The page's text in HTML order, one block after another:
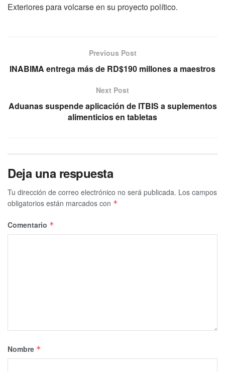
Exteriores para volcarse en su proyecto político.
Previous Post
INABIMA entrega más de RD$190 millones a maestros
Next Post
Aduanas suspende aplicación de ITBIS a suplementos
alimenticios en tabletas
Deja una respuesta
Tu dirección de correo electrónico no será publicada. Los campos
obligatorios están marcados con *
Comentario *
Nombre *